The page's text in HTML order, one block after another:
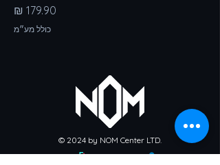
מחיר
כולל מע״מ
© 2024 by NOM Center LTD.